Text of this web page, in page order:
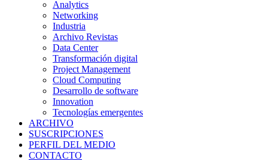
Analytics
Networking
Industria
Archivo Revistas
Data Center
Transformación digital
Project Management
Cloud Computing
Desarrollo de software
Innovation
Tecnologías emergentes
ARCHIVO
SUSCRIPCIONES
PERFIL DEL MEDIO
CONTACTO